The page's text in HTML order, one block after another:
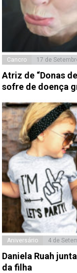
Cancro 17 de
Atriz de “Donas
sofre de doença
Aniversário 4 de
Daniela Ruah
da filha